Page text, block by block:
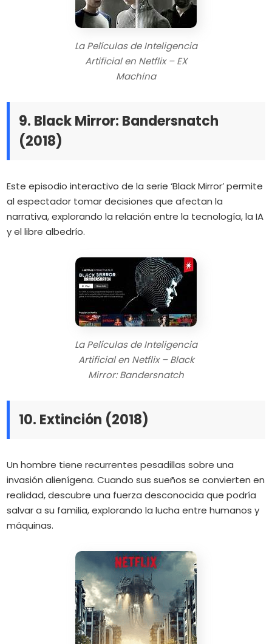
La Películas de Inteligencia
Artificial en Netflix – EX
Machina
9. Black Mirror: Bandersnatch
(2018)
Este episodio interactivo de la serie ‘Black Mirror’ permite
al espectador tomar decisiones que afectan la
narrativa, explorando la relación entre la tecnología, la IA
y el libre albedrío.
La Películas de Inteligencia
Artificial en Netflix – Black
Mirror: Bandersnatch
10. Extinción (2018)
Un hombre tiene recurrentes pesadillas sobre una
invasión alienígena. Cuando sus sueños se convierten en
realidad, descubre una fuerza desconocida que podría
salvar a su familia, explorando la lucha entre humanos y
máquinas.